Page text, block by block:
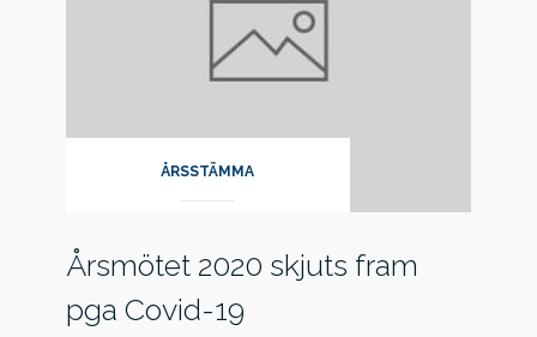
ÅRSSTÄMMA
Årsmötet 2020 skjuts fram
pga Covid-19